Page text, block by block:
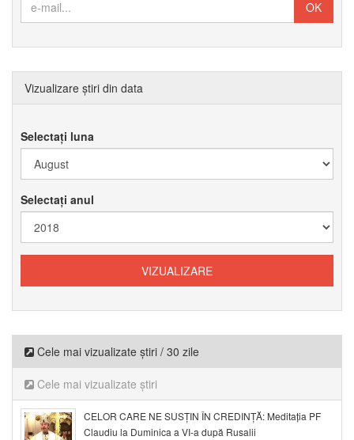
Vizualizare știri din data
Selectați luna
Selectați anul
Cele mai vizualizate știri / 30 zile
Cele mai vizualizate știri
CELOR CARE NE SUSȚIN ÎN CREDINȚĂ: Meditația PF
Claudiu la Duminica a VI-a după Rusalii